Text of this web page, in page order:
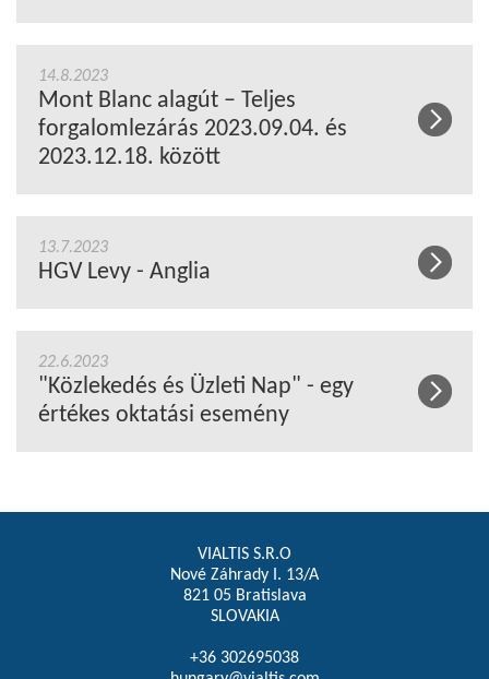
14.8.2023
Mont Blanc alagút – Teljes
forgalomlezárás 2023.09.04. és
2023.12.18. között
13.7.2023
HGV Levy - Anglia
22.6.2023
"Közlekedés és Üzleti Nap" - egy
értékes oktatási esemény
VIALTIS S.R.O
Nové Záhrady I. 13/A
821 05 Bratislava
SLOVAKIA
+36 302695038